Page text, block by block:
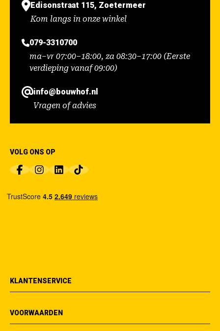
Edisonstraat 115, Zoetermeer
Kom langs in onze winkel
079-3310700
ma–vr 07:00–18:00, za 08:30–17:00 (Eerste
verdieping vanaf 09:00)
info@bouwhof.nl
Vragen of advies
VOLG ONS OP
KLANTENSERVICE
VOORWAARDEN